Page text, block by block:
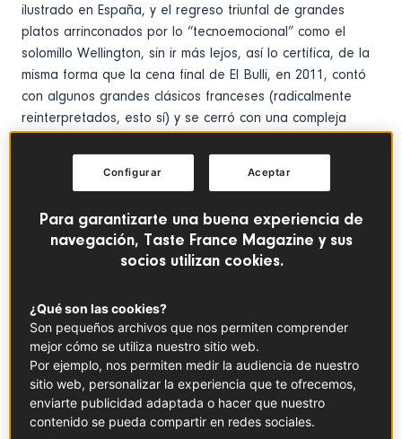
ilustrado en España, y el regreso triunfal de grandes
platos arrinconados por lo “tecnoemocional” como el
solomillo Wellington, sin ir más lejos, así lo certifica, de la
misma forma que la cena final de El Bulli, en 2011, contó
con algunos grandes clásicos franceses (radicalmente
reinterpretados, esto sí) y se cerró con una compleja
sumaba el número 1846 del restaurante, ordenación que
Adrià hizo encajar para hacerla coincidir con la fecha de
Y así es como el movimiento pendular de las grandes
tendencias nos ha regresado, de alguna manera, al
restauración madrileña, con una soberbia oferta francesa
fundamentada en sus grandes clásicos de siempre.
Le Bistroman Atelier
Probablemente, el mejor restaurante francés que ha
Para garantizarte una buena experiencia de
navegación, Taste France Magazine y sus
socios utilizan cookies.
¿Qué son las cookies?
Son pequeños archivos que nos permiten comprender
mejor cómo se utiliza nuestro sitio web.
Por ejemplo, nos permiten medir la audiencia de nuestro
sitio web, personalizar la experiencia que te ofrecemos,
enviarte publicidad adaptada o hacer que nuestro
contenido se pueda compartir en redes sociales.
Aceptar
Configurar